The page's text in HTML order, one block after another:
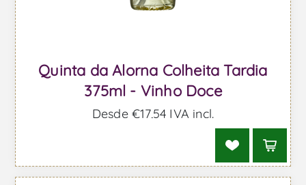
Quinta da Alorna Colheita Tardia
375ml - Vinho Doce
Desde €17,54 IVA incl.